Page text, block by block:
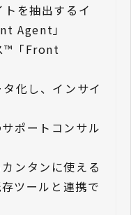
を抽出するイ
Agent」
™「Front
化し、インサイ
ポートコンサル
ンタンに使える
ツールと連携で